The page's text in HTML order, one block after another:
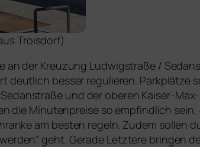
Troisdorf)
der Kreuzung Ludwigstraße /
besser regulieren. Parkplätze
und der oberen Kaiser-
die Minutenpreise so empfindlich
am besten regeln. Zudem sollen
geht. Gerade Letztere bringen